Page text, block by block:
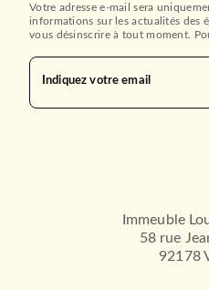
Votre adresse e-mail sera
informations sur les actualités des
vous désinscrire à tout moment.
Indiquez votre email
Immeuble
58 rue
92178